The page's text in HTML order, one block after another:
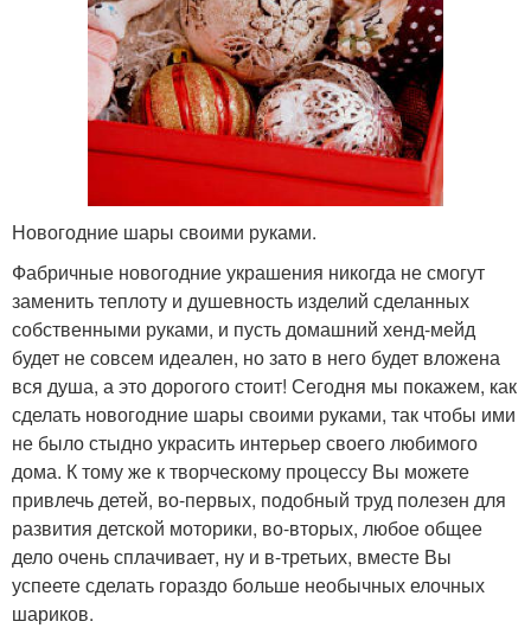
Новогодние шары своими руками.
Фабричные новогодние украшения никогда не смогут
заменить теплоту и душевность изделий сделанных
собственными руками, и пусть домашний хенд-мейд
будет не совсем идеален, но зато в него будет вложена
вся душа, а это дорогого стоит! Сегодня мы покажем, как
сделать новогодние шары своими руками, так чтобы ими
не было стыдно украсить интерьер своего любимого
дома. К тому же к творческому процессу Вы можете
привлечь детей, во-первых, подобный труд полезен для
развития детской моторики, во-вторых, любое общее
дело очень сплачивает, ну и в-третьих, вместе Вы
успеете сделать гораздо больше необычных елочных
шариков.